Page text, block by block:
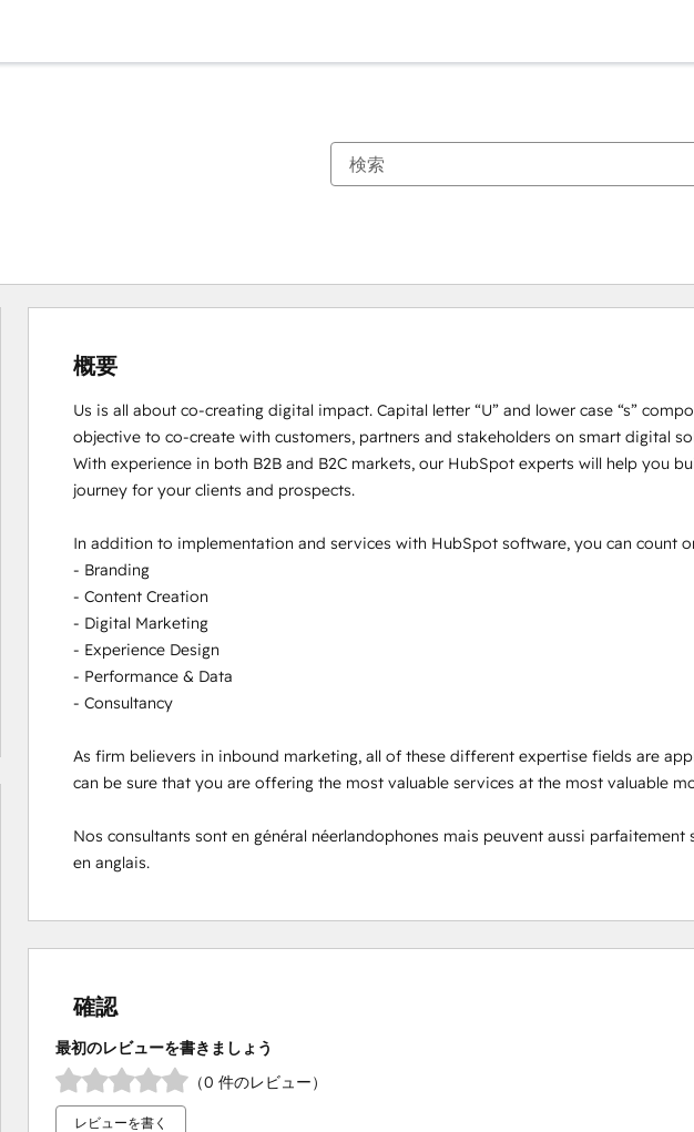
概要
Us is all about co-creating digital impact. Capital letter “U” and lower case “s”
objective to co-create with customers, partners and stakeholders on smart digital
With experience in both B2B and B2C markets, our HubSpot experts will help you
journey for your clients and prospects.
In addition to implementation and services with HubSpot software, you can count
- Branding
- Content Creation
- Digital Marketing
- Experience Design
- Performance & Data
- Consultancy
As firm believers in inbound marketing, all of these different expertise fields are
can be sure that you are offering the most valuable services at the most valuable
Nos consultants sont en général néerlandophones mais peuvent aussi parfaitement
en anglais.
確認
最初のレビューを書きましょう
（0 件のレビュー）
レビューを書く